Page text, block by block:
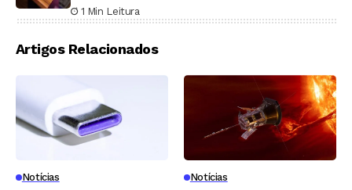
1 Min Leitura
Artigos Relacionados
Notícias Notícias